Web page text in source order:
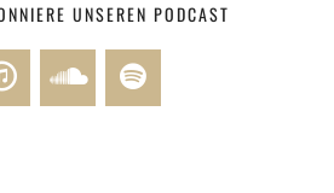
UNSEREN PODCAST